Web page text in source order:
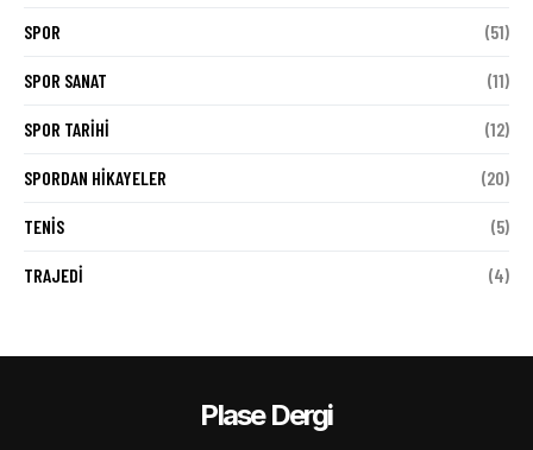
SPOR (51)
SPOR SANAT (11)
SPOR TARIHI (12)
SPORDAN HIKAYELER (20)
TENIS (5)
TRAJEDI (4)
Plase Dergi